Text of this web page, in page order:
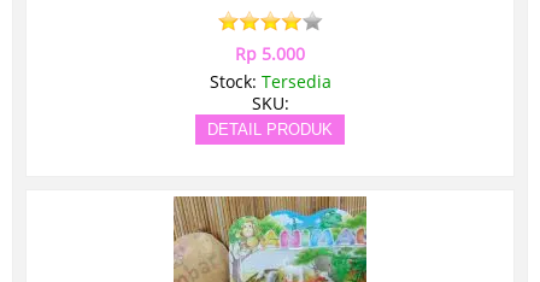
Rp 5.000
Stock: Tersedia
SKU:
DETAIL PRODUK